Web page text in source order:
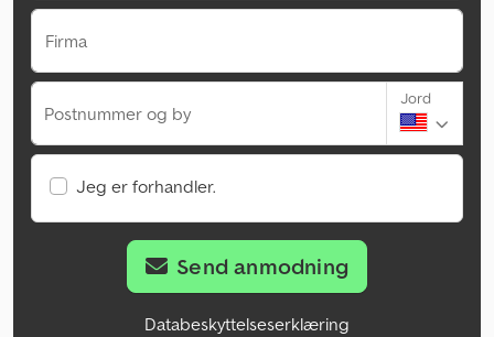
Firma
Postnummer og by
Jord
Jeg er forhandler.
Send anmodning
Databeskyttelseserklæring